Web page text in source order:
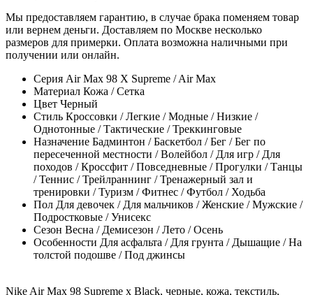
Мы предоставляем гарантию, в случае брака поменяем товар
или вернем деньги. Доставляем по Москве несколько
размеров для примерки. Оплата возможна наличными при
получении или онлайн.
Серия Air Max 98 Х Supreme / Air Max
Материал Кожа / Сетка
Цвет Черный
Стиль Кроссовки / Легкие / Модные / Низкие /
Однотонные / Тактические / Треккинговые
Назначение Бадминтон / Баскетбол / Бег / Бег по
пересеченной местности / Волейбол / Для игр / Для
походов / Кроссфит / Повседневные / Прогулки / Танцы
/ Теннис / Трейлраннинг / Тренажерный зал и
тренировки / Туризм / Фитнес / Футбол / Ходьба
Пол Для девочек / Для мальчиков / Женские / Мужские /
Подростковые / Унисекс
Сезон Весна / Демисезон / Лето / Осень
Особенности Для асфальта / Для грунта / Дышащие / На
толстой подошве / Под джинсы
Nike Air Max 98 Supreme x Black, черные, кожа, текстиль,